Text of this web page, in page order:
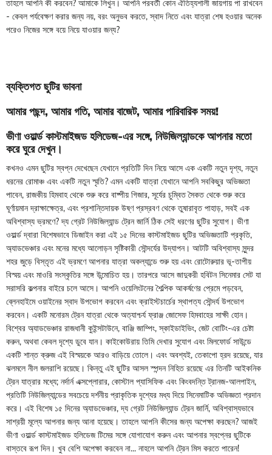
তাহলে আপনি কী করবেন? আমাকে লিখুন। আপনি পরবর্তী কোন ঐতিহ্যশালী জায়গায় পা রাখবেন
- কেবল পর্যবেক্ষণ করার জন্য নয়, বরং অনুভব করতে, স্বাদ নিতে এবং যাত্রা শেষ হওয়ার অনেক
পরেও নিজের সঙ্গে বয়ে নিয়ে যাওয়ার জন্য?
ব্যক্তিগত ছুটির ভাবনা
আমার পছন্দ, আমার গতি, আমার বাজেট, আমার পারিবারিক সময়!
ভীণা ওয়ার্ল্ড কাস্টমাইজড হলিডেজ-এর সঙ্গে, নিউজিল্যান্ডকে আপনার মতো
করে ঘুরে দেখুন।
কখনও এমন ছুটির স্বপ্ন দেখেছেন যেখানে প্রতিটি দিন নিয়ে আসে এক একটি নতুন দৃশ্য, নতুন
ধরনের রোমাঞ্চ এবং একটি নতুন স্মৃতি? এমন একটি যাত্রা যেখানে আপনি সবকিছুর অভিজ্ঞতা
পাবেন, রাজকীয় হিমবাহ থেকে শুরু করে বাষ্পীয় গিজার, সূর্যের চুম্বিত সৈকত থেকে শুরু করে
ঘূর্ণায়মান দ্রাক্ষাক্ষেত্র, এবং প্রশান্তিদায়ক উষ্ণ প্রস্রবণ থেকে তুষারাবৃত পাহাড়, সবই এক
অবিশ্বাস্য ভ্রমণে? দ্য গ্রেট নিউজিল্যান্ড ট্রেন জার্নি ঠিক সেই ধরণের ছুটির সুযোগ। ভীণা
ওয়ার্ল্ড দ্বারা বিশেষভাবে ডিজাইন করা এই ১৫ দিনের কাস্টমাইজড ছুটির অভিজ্ঞতাটি প্রকৃতি,
অ্যাডভেঞ্চার এবং মনের মধ্যে আলোড়ন সৃষ্টিকারী সৌন্দর্যের উদ্‌যাপন। আটটি অবিশ্বাস্য সুন্দর
শহর জুড়ে বিস্তৃত এই ভ্রমণে আপনার যাত্রা অকল্যান্ডে শুরু হয় এবং রোটোরুয়ার ভূ-তাপীয়
বিস্ময় এবং মাওরি সংস্কৃতির সঙ্গে উন্মোচিত হয়। তারপরে আসে জাদুকরী হবিটন সিনেমার সেট যা
সরাসরি কল্পনার বাইরে চলে আসে। আপনি ওয়েলিংটনের শৈল্পিক আকর্ষণের প্রেমে পড়বেন,
ব্লেনহাইমে ওয়াইনের স্বাদ উপভোগ করবেন এবং ক্রাইস্টচার্চের স্থাপত্য সৌন্দর্য উপভোগ
করবেন। একটি মনোরম ট্রেন যাত্রা থেকে অত্যাশ্চর্য ফ্রাঞ্জ জোসেফ হিমবাহের সাক্ষী হোন।
বিশ্বের অ্যাডভেঞ্চার রাজধানী কুইন্সটাউনে, বাঞ্জি জাম্পিং, স্কাইডাইভিং, জেট বোটিং-এর চেষ্টা
করুন, অথবা কেবল দৃশ্যে ডুবে যান। কাইকোউরায় তিমি দেখার সুযোগ এবং মিলফোর্ড সাউন্ডে
একটি শান্ত ক্রুজ এই বিস্ময়কে আরও বাড়িয়ে তোলে। এবং অবশ্যই, তেকাপো হ্রদ রয়েছে, যার
ঝলমলে নীল জলরাশি রয়েছে। কিন্তু এই ছুটির আসল স্পন্দন নিহিত রয়েছে এর তিনটি আইকনিক
ট্রেন যাত্রার মধ্যে; নর্দার্ন এক্সপ্লোরার, কোস্টাল প্যাসিফিক এবং কিংবদন্তি ট্রানজ-আলপাইন,
প্রতিটি নিউজিল্যান্ডের সবচেয়ে দর্শনীয় প্রাকৃতিক দৃশ্যের মধ্য দিয়ে সিনেমাটিক অভিজ্ঞতা প্রদান
করে। এই বিশেষ ১৫ দিনের অ্যাডভেঞ্চার, দ্য গ্রেট নিউজিল্যান্ড ট্রেন জার্নি, অবিশ্বাস্যভাবে
সাশ্রয়ী মূল্যে আপনার জন্য আনা হয়েছে। তাহলে আপনি কীসের জন্য অপেক্ষা করছেন? আজই
ভীণা ওয়ার্ল্ড কাস্টমাইজড হলিডেজ টিমের সঙ্গে যোগাযোগ করুন এবং আপনার স্বপ্নের ছুটিকে
বাস্তবে রূপ দিন। খুব বেশি অপেক্ষা করবেন না... নাহলে আপনি ট্রেন মিস করতে পারেন!